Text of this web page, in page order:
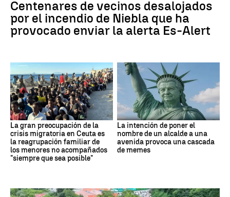
Centenares de vecinos desalojados
por el incendio de Niebla que ha
provocado enviar la alerta Es-Alert
La gran preocupación de la
crisis migratoria en Ceuta es
la reagrupación familiar de
los menores no acompañados
"siempre que sea posible"
La intención de poner el
nombre de un alcalde a una
avenida provoca una cascada
de memes